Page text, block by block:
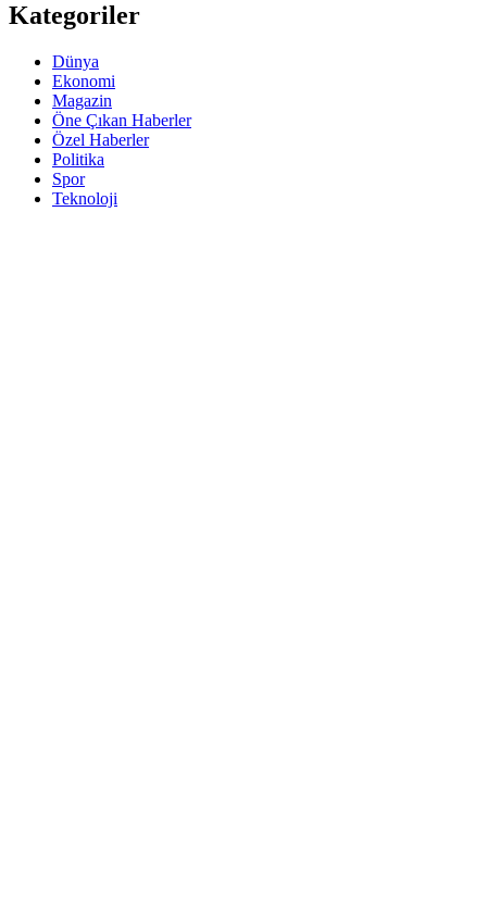
Kategoriler
Dünya
Ekonomi
Magazin
Öne Çıkan Haberler
Özel Haberler
Politika
Spor
Teknoloji